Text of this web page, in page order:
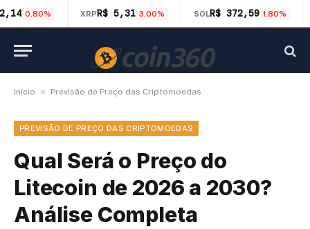
0.80% XRPR$ 5,31 3.00% SOLR$ 372,59 1.80%
Início » Previsão de Preço das Criptomoedas
PREVISÃO DE PREÇO DAS CRIPTOMOEDAS
Qual Será o Preço do
Litecoin de 2026 a 2030?
Análise Completa